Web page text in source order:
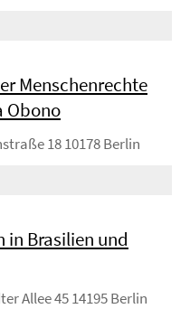
Menschenrechte
Obono
18 10178 Berlin
in Brasilien und
Allee 45 14195 Berlin